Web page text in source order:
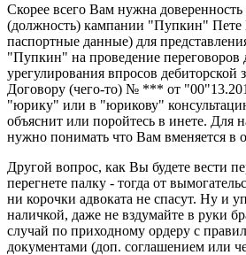
Скорее всего Вам нужна
(должность) кампании "Пупкин"
паспортные данные) для
"Пупкин" на проведение переговоров
урегулирования впросов дебиторской
Договору (чего-то) № *** от
"юрику" или в "юрикову"
объяснит или поройтесь в инете. Для
нужно понимать что Вам вменяется в
Другой вопрос, как Вы будете вести
перегнете палку - тогда от
ни корочки адвоката не спасут. Ну и
наличкой, даже не вздумайте в руки
случай по приходному ордеру с
документами (доп. соглашением или